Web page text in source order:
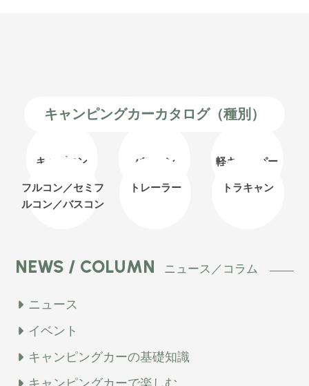
キャンピングカーカタログ（種別）
キャブコン バンコン 軽キャンパー
フルコン／セミフ
ルコン／バスコン
トレーラー トラキャン
NEWS / COLUMN ニュース／コラム
ニュース
イベント
キャンピングカーの基礎知識